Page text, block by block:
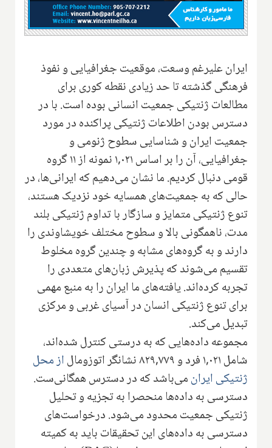
ایران علیرغم وسعت، موقعیت جغرافیایی و نفوذ
فرهنگی گذشته تا حد زیادی نقطه کوری برای
مطالعات ژنتیکی جمعیت انسانی بوده است. با در
دسترس بودن‌ اطلاعات ژنتیکی پراکنده در مورد
جمعیت ایران و شناسایی سطوح ژنومی و
جغرافیایی، آن را بر اساس ۱,۰۲۱ نمونه از ۱۱ گروه
قومی دنبال کردیم. ما نشان می‌دهیم که ایرانی‌ها، در
حالی که به جمعیت‌های همسایه خود نزدیک هستند،
تنوع ژنتیکی متمایز و سازگار با تداوم ژنتیکی بلند
مدت، ناهمگونی بالا و سطوح مختلف خویشاوندی را
دارند و به گروه‌های مشابه و چندین گروه مخلوط
تقسیم می‌شوند که پذیرش زبان‌های متعددی را
تجربه کرده‌اند. یافته‌های ما ‌‌ایران را به ‌منبع مهمی
برای تنوع ژنتیکی انسان در آسیای غربی و مرکزی
تبدیل می‌کند.
مجموعه داده‌هایی که‌ به درستی کنترل شده‌اند،
شامل ۱,۰۲۱ فرد و ۸۲۹,۷۷۹ نشانگر اتوزومال
از محل
ژنتیکی ایران‌می‌باشد که در دسترس همگانی‌ست.
دسترسی به داده‌ها منحصرا به تجزیه و تحلیل
ژنتیکی جمعیت محدود می‌شود. درخواست‌های
دسترسی به داده‌های این تحقیقات باید به کمیته